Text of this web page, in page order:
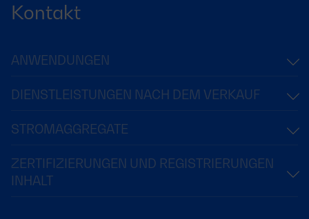
Kontakt
ANWENDUNGEN
DIENSTLEISTUNGEN NACH DEM VERKAUF
STROMAGGREGATE
ZERTIFIZIERUNGEN UND REGISTRIERUNGEN
INHALT